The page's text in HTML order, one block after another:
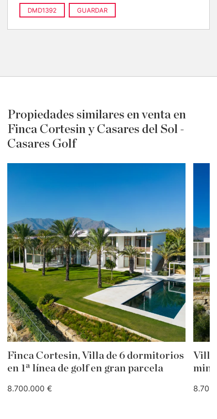
DMD1392 GUARDAR
Propiedades similares en venta en
Finca Cortesin y Casares del Sol -
Casares Golf
Finca Cortesin, Villa de 6 dormitorios
en 1ª línea de golf en gran parcela
8.700.000 €
Villa